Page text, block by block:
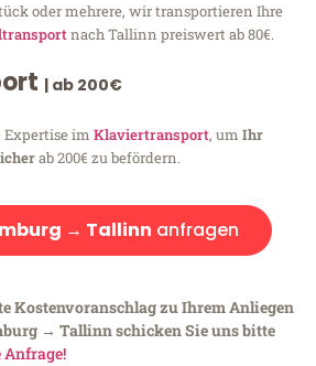
oder mehrere, wir transportieren Ihre
nach Tallinn preiswert ab 80€.
| ab 200€
Expertise im Klaviertransport, um Ihr
ab 200€ zu befördern.
→ Tallinn anfragen
Kostenvoranschlag zu Ihrem Anliegen
→ Tallinn schicken Sie uns bitte